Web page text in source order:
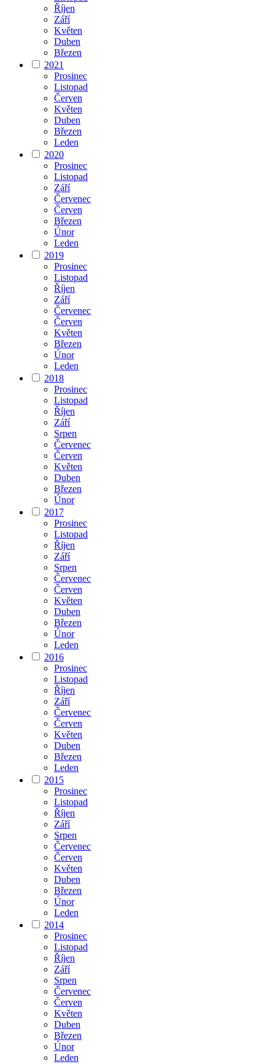
Říjen
Září
Květen
Duben
Březen
2021
Prosinec
Listopad
Červen
Květen
Duben
Březen
Leden
2020
Prosinec
Listopad
Září
Červenec
Červen
Březen
Únor
Leden
2019
Prosinec
Listopad
Říjen
Září
Červenec
Červen
Květen
Březen
Únor
Leden
2018
Prosinec
Listopad
Říjen
Září
Srpen
Červenec
Červen
Květen
Duben
Březen
Únor
2017
Prosinec
Listopad
Říjen
Září
Srpen
Červenec
Červen
Květen
Duben
Březen
Únor
Leden
2016
Prosinec
Listopad
Říjen
Září
Červenec
Červen
Květen
Duben
Březen
Leden
2015
Prosinec
Listopad
Říjen
Září
Srpen
Červenec
Červen
Květen
Duben
Březen
Únor
Leden
2014
Prosinec
Listopad
Říjen
Září
Srpen
Červenec
Červen
Květen
Duben
Březen
Únor
Leden